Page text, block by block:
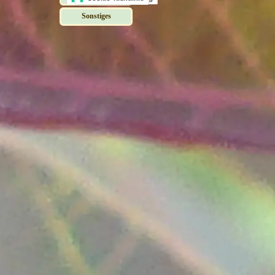
Sonstiges
Zurück zum Seiteninhalt